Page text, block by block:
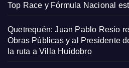
Top Race y Fórmula Nacional
Quetrequén: Juan Pablo Resio
Obras Públicas y al Presidente
la ruta a Villa Huidobro